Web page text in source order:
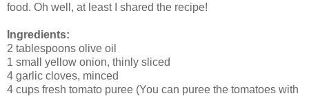
food. Oh well, at least I shared the recipe!
Ingredients:
2 tablespoons olive oil
1 small yellow onion, thinly sliced
4 garlic cloves, minced
4 cups fresh tomato puree (You can puree the tomatoes with